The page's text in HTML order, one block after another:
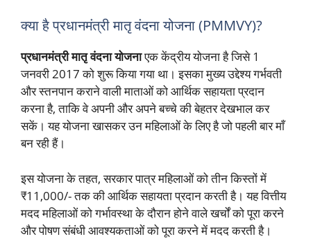
क्या है प्रधानमंत्री मातृ वंदना योजना (PMMVY)?
प्रधानमंत्री मातृ वंदना योजनाएक केंद्रीय योजना है जिसे 1
जनवरी 2017 को शुरू किया गया था। इसका मुख्य उद्देश्य गर्भवती
और स्तनपान कराने वाली माताओं को आर्थिक सहायता प्रदान
करना है, ताकि वे अपनी और अपने बच्चे की बेहतर देखभाल कर
सकें। यह योजना खासकर उन महिलाओं के लिए है जो पहली बार माँ
बन रही हैं।
इस योजना के तहत, सरकार पात्र महिलाओं को तीन किस्तों में
₹11,000/- तक की आर्थिक सहायता प्रदान करती है। यह वित्तीय
मदद महिलाओं को गर्भावस्था के दौरान होने वाले खर्चों को पूरा करने
और पोषण संबंधी आवश्यकताओं को पूरा करने में मदद करती है।